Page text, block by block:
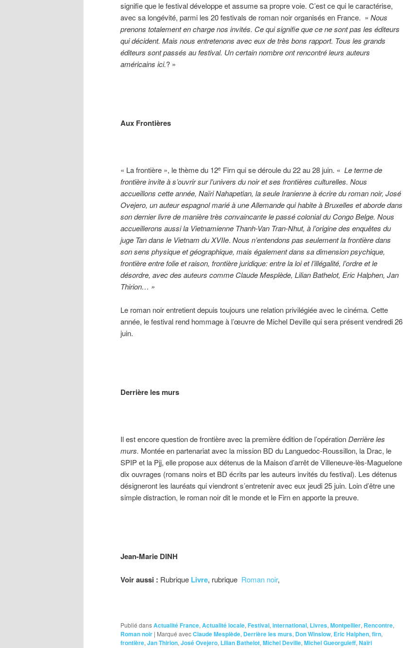
signifie que le festival développe et assume sa propre voie. C’est ce qui le caractérise,
avec sa longévité, parmi les 20 festivals de roman noir organisés en France. » Nous
prenons totalement en charge nos invités. Ce qui signifie que ce ne sont pas les éditeurs
qui décident. Mais nous entretenons avec eux de très bons rapport. Tous les grands
éditeurs sont passés au festival. Un certain nombre ont rencontré leurs auteurs
américains ici.? »
Aux Frontières
« La frontière », le thème du 12e Firn qui se déroule du 22 au 28 juin. « Le terme de
frontière invite à s’ouvrir sur l’univers du noir et ses frontières culturelles. Nous
accueillons cette année, Naïri Nahapetian, la seule Iranienne à écrire du roman noir, José
Ovejero, un auteur espagnol marié à une Allemande qui habite à Bruxelles et aborde dans
son dernier livre de manière très convaincante le passé colonial du Congo Belge. Nous
accueillerons aussi la Vietnamienne Thanh-Van Tran-Nhut, à l’origine des enquêtes du
juge Tan dans le Vietnam du XVIIe. Nous n’entendons pas seulement la frontière dans
son sens physique et géographique, mais également dans sa dimension psychique,
frontière entre folie et raison, frontière juridique: entre la loi et l’illégalité, l’ordre et le
désordre, avec des auteurs comme Claude Mesplède, Lilian Bathelot, Eric Halphen, Jan
Thirion… »
Le roman noir entretient depuis toujours une relation privilégiée avec le cinéma. Cette
année, le festival rend hommage à l’œuvre de Michel Deville qui sera présent vendredi 26
juin.
Derrière les murs
Il est encore question de frontière avec la première édition de l’opération Derrière les
murs. Montée en partenariat avec la mission BD du Languedoc-Roussillon, la Drac, le
SPIP et la Pjj, elle propose aux détenus de la Maison d’arrêt de Villeneuve-lès-Maguelone
dix ouvrages (romans noirs et BD écrits par les auteurs invités du festival). Les détenus
désigneront les lauréats qui viendront s’entretenir avec eux jeudi 25 juin. Loin d’être une
simple distraction, le roman noir dit le monde et le Firn en apporte la preuve.
Jean-Marie DINH
Voir aussi : Rubrique Livre, rubrique Roman noir,
Publié dansActualité France, Actualité locale, Festival, international, Livres, Montpellier, Rencontre,
Roman noir | Marqué avecClaude Mesplède, Derrière les murs, Don Winslow, Eric Halphen, firn,
frontière, Jan Thirion, José Ovejero, Lilian Bathelot, Michel Deville, Michel Gueorguieff, Naïri